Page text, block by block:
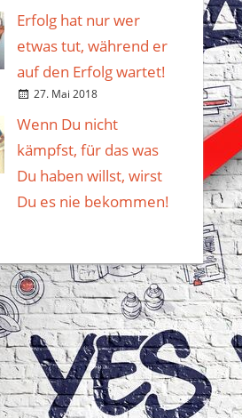
Erfolg hat nur wer
etwas tut, während er
auf den Erfolg wartet!
27. Mai 2018
Wenn Du nicht
kämpfst, für das was
Du haben willst, wirst
Du es nie bekommen!